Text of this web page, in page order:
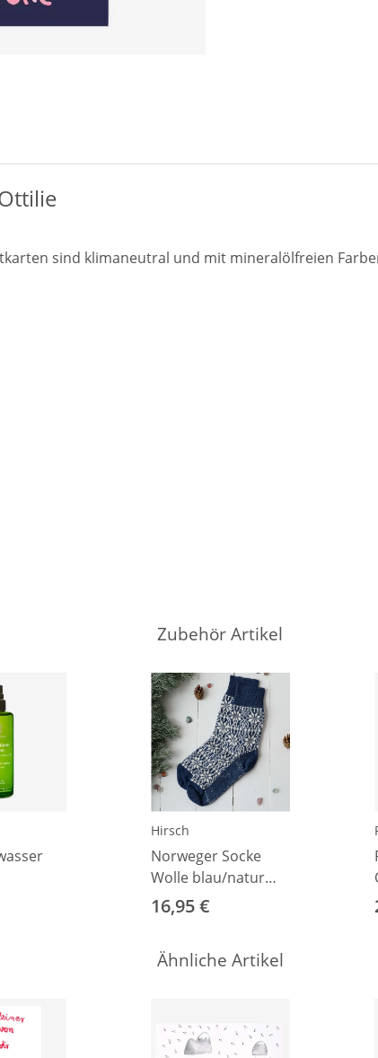
sind klimaneutral und mit mineralölfreien
Zubehör Artikel
Hirsch
Norweger Socke
Wolle blau/natur
36–37
16,95 €
Ähnliche Artikel